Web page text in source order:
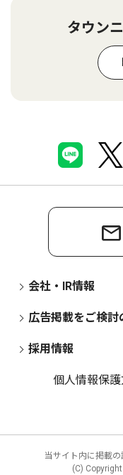
タウン
会社・IR情報
広告掲載をご検討
採用情報
個人情報保
当サイト内に掲載の
(C) Copyright